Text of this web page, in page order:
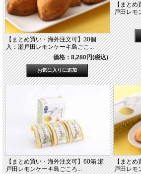
【まとめ買い・海外注文可】30個
入：瀬戸田レモンケーキ島ごこ...
価格：8,280円(税込)
【まとめ
戸田レモ
【まとめ買い・海外注文可】60箱:瀬
戸田レモンケーキ島ごころ...
【まとめ
戸田レモ